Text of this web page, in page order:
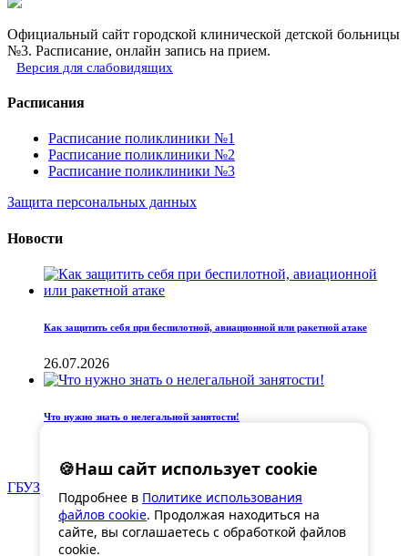
Официальный сайт городской клинической детской больницы
№3. Расписание, онлайн запись на прием.
Версия для слабовидящих
Расписания
Расписание поликлиники №1
Расписание поликлиники №2
Расписание поликлиники №3
Защита персональных данных
Новости
Как защитить себя при беспилотной, авиационной или ракетной атаке
26.07.2026
Что нужно знать о нелегальной занятости!
ГБУЗ «ГКДБ №3»
Разработка сайта – by quilok
↑
🍪Наш сайт использует cookie
Подробнее в Политике использования
файлов cookie. Продолжая находиться на
сайте, вы соглашаетесь с обработкой файлов
cookie.